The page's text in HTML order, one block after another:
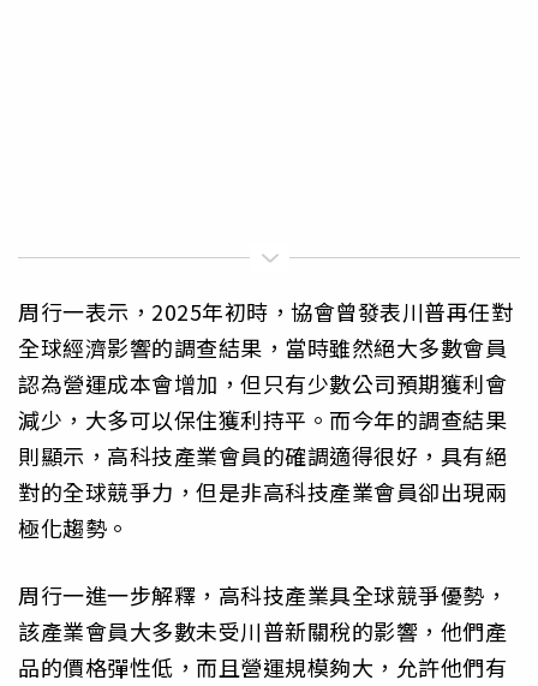
周行一表示，2025年初時，協會曾發表川普再任對
全球經濟影響的調查結果，當時雖然絕大多數會員
認為營運成本會增加，但只有少數公司預期獲利會
減少，大多可以保住獲利持平。而今年的調查結果
則顯示，高科技產業會員的確調適得很好，具有絕
對的全球競爭力，但是非高科技產業會員卻出現兩
極化趨勢。
周行一進一步解釋，高科技產業具全球競爭優勢，
該產業會員大多數未受川普新關稅的影響，他們產
品的價格彈性低，而且營運規模夠大，允許他們有